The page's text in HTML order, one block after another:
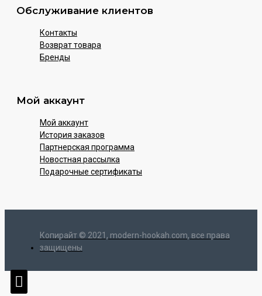
Обслуживание клиентов
Контакты
Возврат товара
Бренды
Мой аккаунт
Мой аккаунт
История заказов
Партнерская программа
Новостная рассылка
Подарочные сертификаты
Копирайт © 2021, modern-hookah.com, все права
защищены